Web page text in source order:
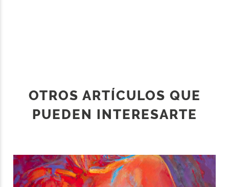
OTROS ARTÍCULOS QUE
PUEDEN INTERESARTE